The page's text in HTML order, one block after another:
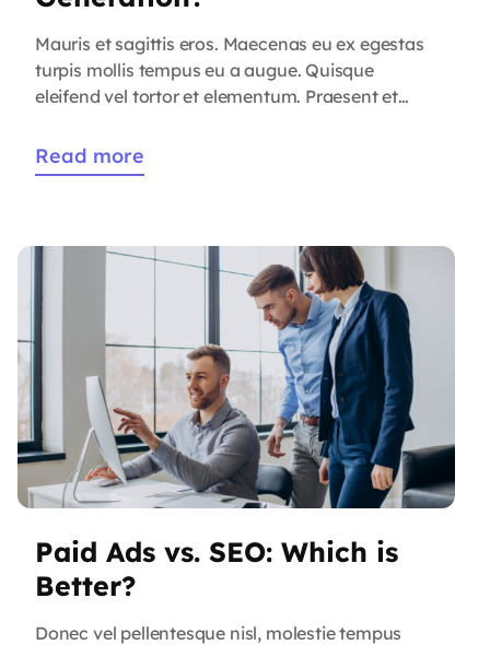
Mauris et sagittis eros. Maecenas eu ex egestas
turpis mollis tempus eu a augue. Quisque
eleifend vel tortor et elementum. Praesent et
maximus eros non quam convallis consectetur.
Proin sed dignissim dolor. Aliquam interdum,
Read more
Paid Ads vs. SEO: Which is
Better?
Donec vel pellentesque nisl, molestie tempus